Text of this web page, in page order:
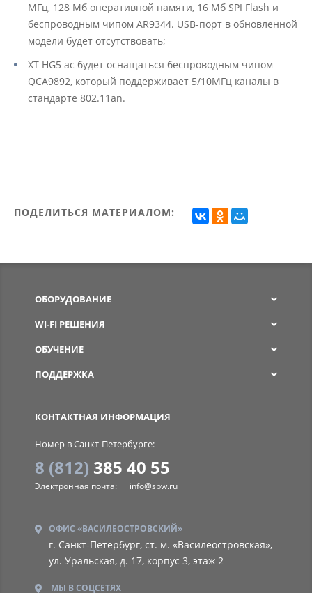
МГц, 128 Мб оперативной памяти, 16 Мб SPI Flash и
беспроводным чипом AR9344. USB-порт в обновленной
модели будет отсутствовать;
XT HG5 ac будет оснащаться беспроводным чипом
QCA9892, который поддерживает 5/10МГц каналы в
стандарте 802.11an.
ПОДЕЛИТЬСЯ МАТЕРИАЛОМ:
КОНТАКТНАЯ ИНФОРМАЦИЯ
Номер в Санкт-Петербурге:
8 (812) 385 40 55
Электронная почта: info@spw.ru
ОФИС «ВАСИЛЕОСТРОВСКИЙ»
г. Санкт-Петербург, ст. м. «Василеостровская»,
ул. Уральская, д. 17, корпус 3, этаж 2
МЫ В СОЦСЕТЯХ
ОБОРУДОВАНИЕ
WI-FI РЕШЕНИЯ
ОБУЧЕНИЕ
ПОДДЕРЖКА